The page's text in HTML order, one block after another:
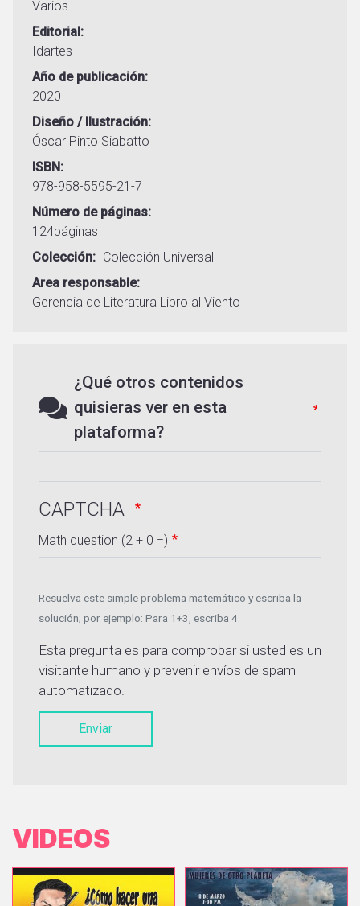
Varios
Editorial
Idartes
Año de publicación
2020
Diseño / Ilustración
Óscar Pinto Siabatto
ISBN
978-958-5595-21-7
Número de páginas
124páginas
Colección
Colección Universal
Area responsable
Gerencia de Literatura Libro al Viento
¿Qué otros contenidos
quisieras ver en esta
plataforma?
CAPTCHA
Math question (2 + 0 =)
Resuelva este simple problema matemático y escriba la
solución; por ejemplo: Para 1+3, escriba 4.
Esta pregunta es para comprobar si usted es un
visitante humano y prevenir envíos de spam
automatizado.
Enviar
VIDEOS